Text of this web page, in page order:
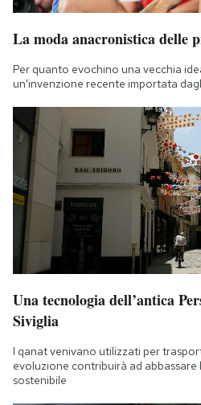
La moda anacronistica delle
Per quanto evochino una vecchia
un'invenzione recente importata
Una tecnologia dell’antica
Siviglia
I qanat venivano utilizzati per
evoluzione contribuirà ad
sostenibile